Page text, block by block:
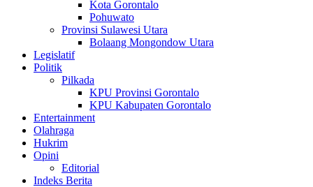
Kota Gorontalo
Pohuwato
Provinsi Sulawesi Utara
Bolaang Mongondow Utara
Legislatif
Politik
Pilkada
KPU Provinsi Gorontalo
KPU Kabupaten Gorontalo
Entertainment
Olahraga
Hukrim
Opini
Editorial
Indeks Berita